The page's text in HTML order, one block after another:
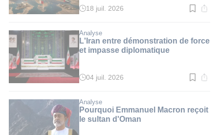
Temps
:
3
min.
18 juil. 2026
Analyse
L'Iran entre démonstration de force
et impasse diplomatique
Temps
:
3
min.
04 juil. 2026
Analyse
Pourquoi Emmanuel Macron reçoit
le sultan d'Oman